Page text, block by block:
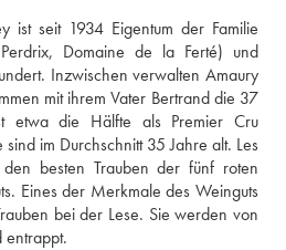
ist seit 1934 Eigentum der Familie
Domaine de la Ferté) und
Inzwischen verwalten Amaury
mit ihrem Vater Bertrand die 37
etwa die Hälfte als Premier Cru
im Durchschnitt 35 Jahre alt. Les
besten Trauben der fünf roten
Eines der Merkmale des Weinguts
bei der Lese. Sie werden von
entrappt.